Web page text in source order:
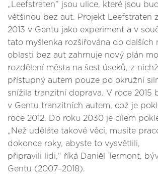
„Leefstraten” jsou ulice, které jsou
většinou bez aut. Projekt Leefstraten
2013 v Gentu jako experiment a v
tato myšlenka rozšiřována do dalších
oblasti bez aut zahrnuje nový plán
rozdělení města na šest úseků, z
přístupný autem pouze po okružní
snížila tranzitní doprava. V roce 2015
v Gentu tranzitních autem, což je
roce 2012. Do roku 2030 je cílem
„Než uděláte takové věci, musíte
dokonce roky, abyste to vysvětlili,
připravili lidi,“ říká Daniël Termont,
Gentu (2007–2018).